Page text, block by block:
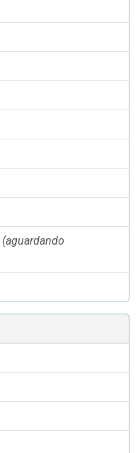
(aguardando